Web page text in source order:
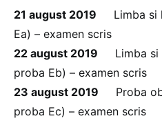
21 august 2019 Limba si
Ea) – examen scris
22 august 2019 Limba si
proba Eb) – examen scris
23 august 2019 Proba
proba Ec) – examen scris